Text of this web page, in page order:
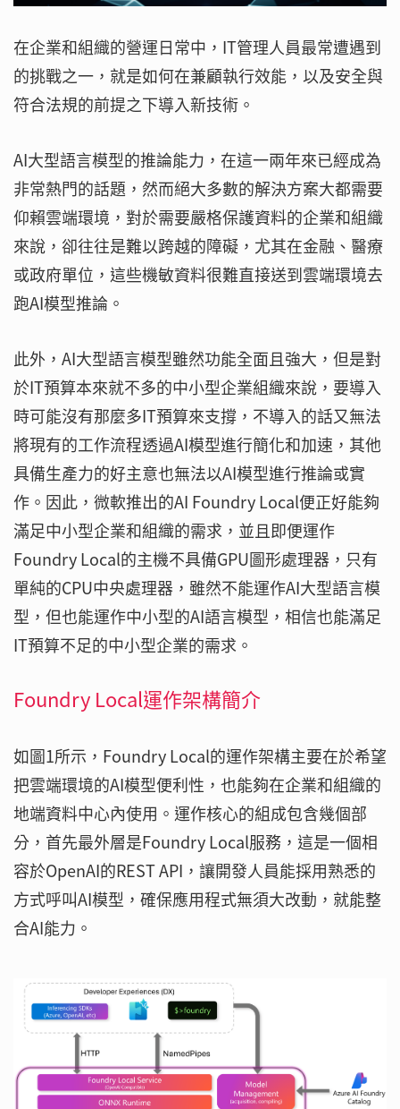
在企業和組織的營運日常中，IT管理人員最常遭遇到
的挑戰之一，就是如何在兼顧執行效能，以及安全與
符合法規的前提之下導入新技術。
AI大型語言模型的推論能力，在這一兩年來已經成為
非常熱門的話題，然而絕大多數的解決方案大都需要
仰賴雲端環境，對於需要嚴格保護資料的企業和組織
來說，卻往往是難以跨越的障礙，尤其在金融、醫療
或政府單位，這些機敏資料很難直接送到雲端環境去
跑AI模型推論。
此外，AI大型語言模型雖然功能全面且強大，但是對
於IT預算本來就不多的中小型企業組織來說，要導入
時可能沒有那麼多IT預算來支撐，不導入的話又無法
將現有的工作流程透過AI模型進行簡化和加速，其他
具備生產力的好主意也無法以AI模型進行推論或實
作。因此，微軟推出的AI Foundry Local便正好能夠
滿足中小型企業和組織的需求，並且即便運作
Foundry Local的主機不具備GPU圖形處理器，只有
單純的CPU中央處理器，雖然不能運作AI大型語言模
型，但也能運作中小型的AI語言模型，相信也能滿足
IT預算不足的中小型企業的需求。
Foundry Local運作架構簡介
如圖1所示，Foundry Local的運作架構主要在於希望
把雲端環境的AI模型便利性，也能夠在企業和組織的
地端資料中心內使用。運作核心的組成包含幾個部
分，首先最外層是Foundry Local服務，這是一個相
容於OpenAI的REST API，讓開發人員能採用熟悉的
方式呼叫AI模型，確保應用程式無須大改動，就能整
合AI能力。